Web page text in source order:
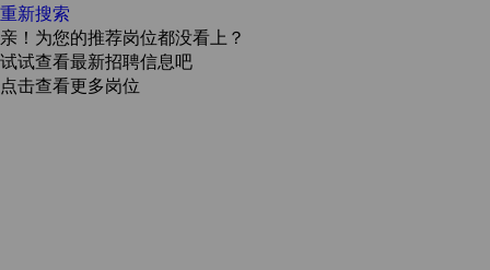
重新搜索
亲！为您的推荐岗位都没看上？
试试查看最新招聘信息吧
点击查看更多岗位